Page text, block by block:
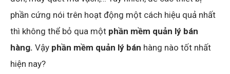
phần cứng nói trên hoạt động một cách hiệu quả nhất
thì không thể bỏ qua một phần mềm quản lý bán
hàng. Vậy phần mềm quản lý bán hàng nào tốt nhất
hiện nay?